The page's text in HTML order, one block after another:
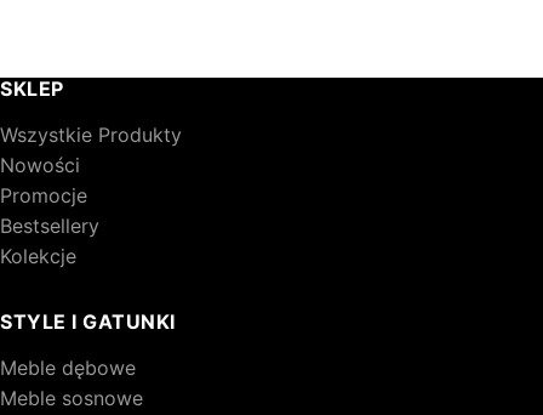
SKLEP
Wszystkie Produkty
Nowości
Promocje
Bestsellery
Kolekcje
STYLE I GATUNKI
Meble dębowe
Meble sosnowe